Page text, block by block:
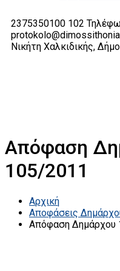
2375350100 102
Νικήτη Χαλκιδικής,
Απόφαση
105/2011
Αρχική
Αποφάσεις
Απόφαση Δημάρχου